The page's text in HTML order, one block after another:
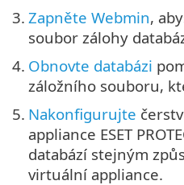
3. Zapněte Webmin,
soubor zálohy
4. Obnovte databázi
záložního souboru,
5. Nakonfigurujte
appliance ESET
databází stejným
virtuální appliance.